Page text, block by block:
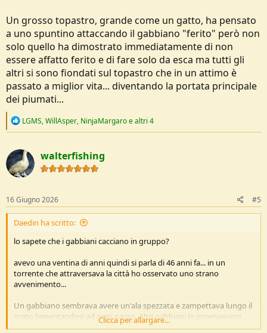
Un grosso topastro, grande come un gatto, ha pensato
a uno spuntino attaccando il gabbiano "ferito" però non
solo quello ha dimostrato immediatamente di non
essere affatto ferito e di fare solo da esca ma tutti gli
altri si sono fiondati sul topastro che in un attimo è
passato a miglior vita... diventando la portata principale
dei piumati...
R
c
t
i
o
s
:
LGMS,WillAsper, NinjaMargaroe altri 4
walterfishing
16 Giugno 2026 #5
Daedin ha scritto:
lo sapete che i gabbiani cacciano in gruppo?
avevo una ventina di anni quindi si parla di 46 anni fa... in un
torrente che attraversava la città ho osservato uno strano
avvenimento...
Un gabbiano sembrava avere un'ala spezzata e zampettava lungo il
greto lamentandosi ad ogni passo. Altri gabbiani lo osservavano
poco lontani e in ordine sparso...
Clicca per allargare...